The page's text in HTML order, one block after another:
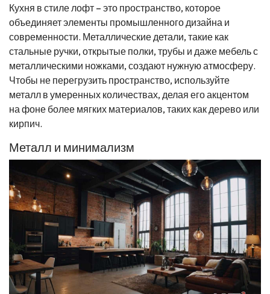
Кухня в стиле лофт – это пространство, которое
объединяет элементы промышленного дизайна и
современности. Металлические детали, такие как
стальные ручки, открытые полки, трубы и даже мебель с
металлическими ножками, создают нужную атмосферу.
Чтобы не перегрузить пространство, используйте
металл в умеренных количествах, делая его акцентом
на фоне более мягких материалов, таких как дерево или
кирпич.
Металл и минимализм